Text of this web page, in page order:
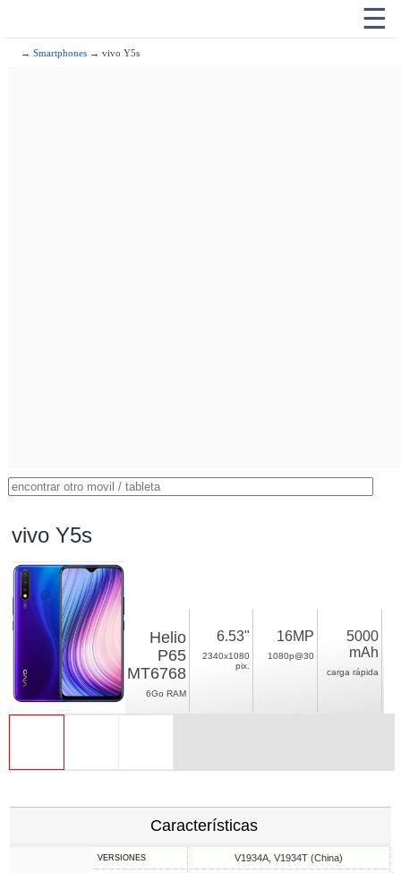
☰
→Smartphones → vivo Y5s
vivo Y5s
Helio
P65
MT6768
6Go RAM
6.53"
2340x1080
pix.
16MP
1080p@30
5000
mAh
carga rápida
Características
VERSIONES V1934A, V1934T (China)